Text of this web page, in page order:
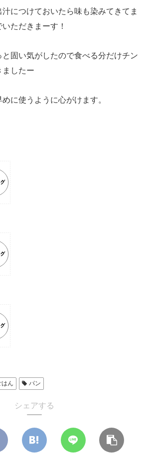
につけておいたら味も染みてきてま
ただきまーす！
固い気がしたので食べる分だけチン
ましたー
に使うように心がけます。
はん パン
シェアする